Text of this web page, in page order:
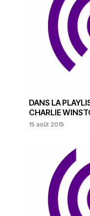
DANS LA
CHARLIE
15 août 2015